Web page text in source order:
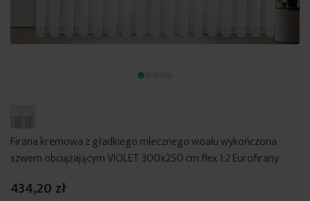
Firana kremowa z gładkiego mlecznego woalu wykończona
szwem obciążającym VIOLET 300x250 cm flex 1:2 Eurofirany
434,20 zł